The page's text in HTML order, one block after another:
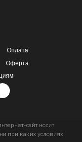
Оплата
Оферта
сайт носит
при каких условиях